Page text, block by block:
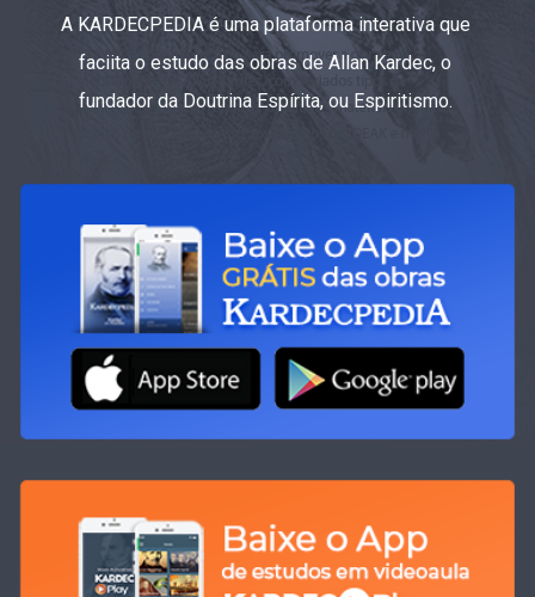
A KARDECPEDIA é uma plataforma interativa que
faciita o estudo das obras de Allan Kardec, o
fundador da Doutrina Espírita, ou Espiritismo.